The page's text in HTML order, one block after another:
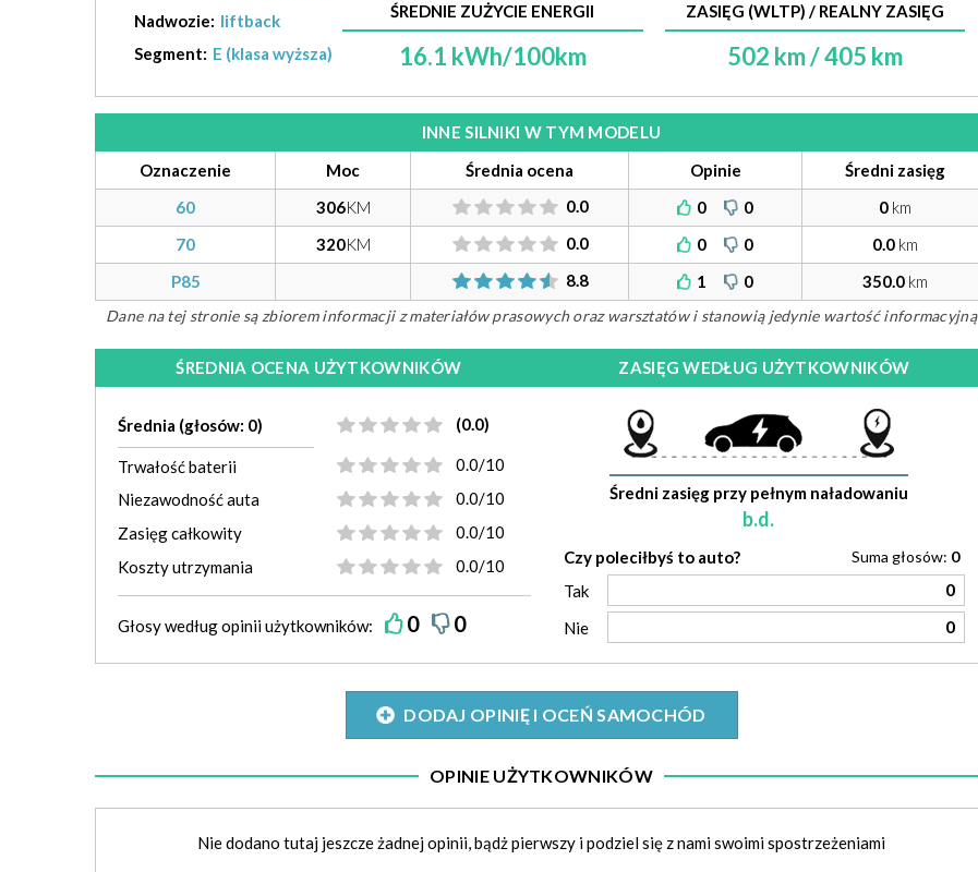
Nadwozie: liftback
Segment: E (klasa wyższa)
ŚREDNIE ZUŻYCIE ENERGII
16.1 kWh/100km
ZASIĘG (WLTP) / REALNY ZASIĘG
502 km / 405 km
INNE SILNIKI W TYM MODELU
Oznaczenie
Moc Średnia ocena Opinie
Średni zasięg
60
306KM 0.0 0 0 0km
70
320KM 0.0 0 0 0.0km
P85
8.8 1 0 350.0km
Dane na tej stronie są zbiorem informacji z materiałów prasowych oraz warsztatów i stanowią jedynie wartość informacyjną
ŚREDNIA OCENA UŻYTKOWNIKÓW
Średnia (głosów: 0) (0.0)
Trwałość baterii
0.0/10
Niezawodność auta
0.0/10
Zasięg całkowity
0.0/10
Koszty utrzymania
0.0/10
Głosy wedługopiniiużytkowników: 0 0
ZASIĘG WEDŁUG UŻYTKOWNIKÓW
Średni zasięg przy pełnym naładowaniu
b.d.
Czy poleciłbyś to auto? Suma głosów: 0
Tak 0
Nie 0
DODAJ OPINIĘ I OCEŃ SAMOCHÓD
OPINIE UŻYTKOWNIKÓW
Nie dodano tutaj jeszcze żadnej opinii, bądż pierwszy i podziel się z nami swoimi spostrzeżeniami